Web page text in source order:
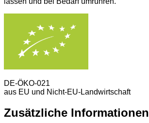
DE-ÖKO-021
aus EU und Nicht-EU-Landwirtschaft
Zusätzliche Informationen